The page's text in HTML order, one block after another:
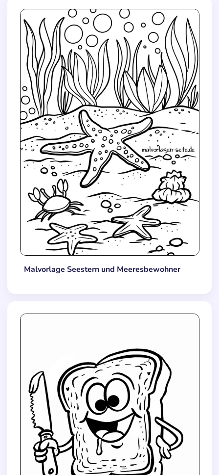
Malvorlage Seestern und Meeresbewohner